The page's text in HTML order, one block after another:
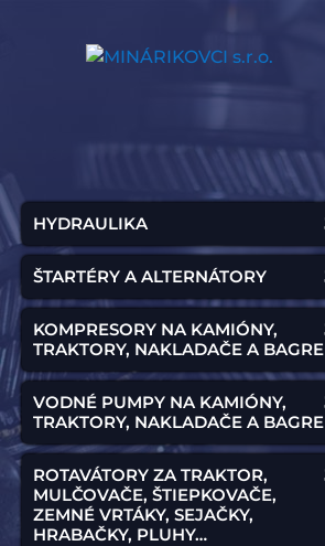
HYDRAULIKA
ŠTARTÉRY A ALTERNÁTORY
KOMPRESORY NA KAMIÓNY,
TRAKTORY, NAKLADAČE A BAGRE
VODNÉ PUMPY NA KAMIÓNY,
TRAKTORY, NAKLADAČE A BAGRE
ROTAVÁTORY ZA TRAKTOR,
MULČOVAČE, ŠTIEPKOVAČE,
ZEMNÉ VRTÁKY, SEJAČKY,
HRABAČKY, PLUHY…